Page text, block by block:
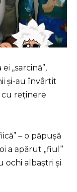
„sarcină”,
și-au învârtit
reținere
– o păpușă
a apărut „fiul”
ochi albaștri și